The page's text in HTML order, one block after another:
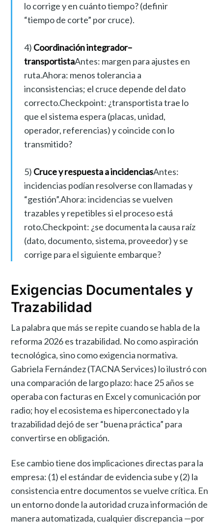
lo corrige y en cuánto tiempo? (definir
“tiempo de corte” por cruce).
4) Coordinación integrador–
transportistaAntes: margen para ajustes en
ruta.Ahora: menos tolerancia a
inconsistencias; el cruce depende del dato
correcto.Checkpoint: ¿transportista trae lo
que el sistema espera (placas, unidad,
operador, referencias) y coincide con lo
transmitido?
5) Cruce y respuesta a incidenciasAntes:
incidencias podían resolverse con llamadas y
“gestión”.Ahora: incidencias se vuelven
trazables y repetibles si el proceso está
roto.Checkpoint: ¿se documenta la causa raíz
(dato, documento, sistema, proveedor) y se
corrige para el siguiente embarque?
Exigencias Documentales y
Trazabilidad
La palabra que más se repite cuando se habla de la
reforma 2026 es trazabilidad. No como aspiración
tecnológica, sino como exigencia normativa.
Gabriela Fernández (TACNA Services) lo ilustró con
una comparación de largo plazo: hace 25 años se
operaba con facturas en Excel y comunicación por
radio; hoy el ecosistema es hiperconectado y la
trazabilidad dejó de ser “buena práctica” para
convertirse en obligación.
Ese cambio tiene dos implicaciones directas para la
empresa: (1) el estándar de evidencia sube y (2) la
consistencia entre documentos se vuelve crítica. En
un entorno donde la autoridad cruza información de
manera automatizada, cualquier discrepancia —por